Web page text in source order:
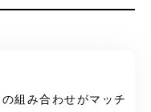
組み合わせがマッチ